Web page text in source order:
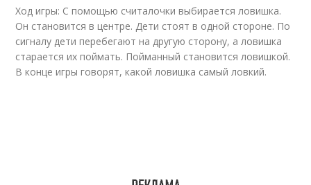
Ход игры: С помощью считалочки выбирается ловишка.
Он становится в центре. Дети стоят в одной стороне. По
сигналу дети перебегают на другую сторону, а ловишка
старается их поймать. Пойманный становится ловишкой.
В конце игры говорят, какой ловишка самый ловкий.